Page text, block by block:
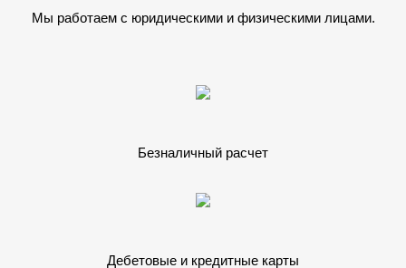
Мы работаем с юридическими и физическими лицами.
Безналичный расчет
Дебетовые и кредитные карты